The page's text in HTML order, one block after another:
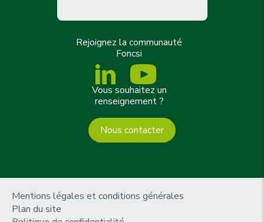
Rejoignez la communauté
Foncsi
Vous souhaitez un
renseignement ?
Nous contacter
Mentions légales et conditions générales
Plan du site